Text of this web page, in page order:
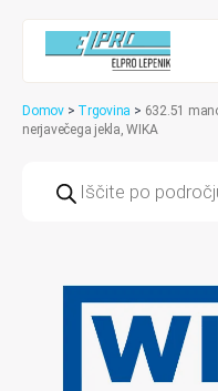
Domov > Trgovina > 632.51
nerjavečega jekla, WIKA
search